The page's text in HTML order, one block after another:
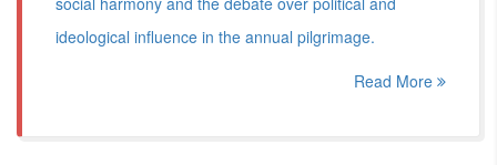
ideological influence in the annual pilgrimage.
Read More